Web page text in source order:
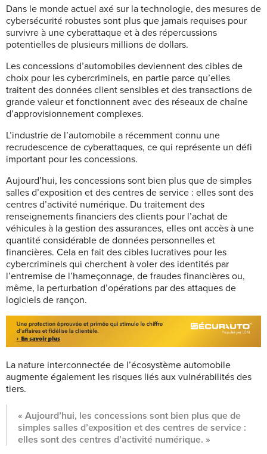
Dans le monde actuel axé sur la technologie, des mesures de
cybersécurité robustes sont plus que jamais requises pour
survivre à une cyberattaque et à des répercussions
potentielles de plusieurs millions de dollars.
Les concessions d’automobiles deviennent des cibles de
choix pour les cybercriminels, en partie parce qu’elles
traitent des données client sensibles et des transactions de
grande valeur et fonctionnent avec des réseaux de chaîne
d’approvisionnement complexes.
L’industrie de l’automobile a récemment connu une
recrudescence de cyberattaques, ce qui représente un défi
important pour les concessions.
Aujourd’hui, les concessions sont bien plus que de simples
salles d’exposition et des centres de service : elles sont des
centres d’activité numérique. Du traitement des
renseignements financiers des clients pour l’achat de
véhicules à la gestion des assurances, elles ont accès à une
quantité considérable de données personnelles et
financières. Cela en fait des cibles lucratives pour les
cybercriminels qui cherchent à voler des identités par
l’entremise de l’hameçonnage, de fraudes financières ou,
même, la perturbation d’opérations par des attaques de
logiciels de rançon.
La nature interconnectée de l’écosystème automobile
augmente également les risques liés aux vulnérabilités des
tiers.
« Aujourd’hui, les concessions sont bien plus que de
simples salles d’exposition et des centres de service :
elles sont des centres d’activité numérique. »